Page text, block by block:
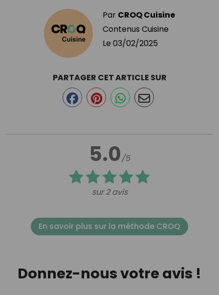
Par CROQ Cuisine
Contenus Cuisine
Le 03/02/2025
5.0/5
sur 2 avis
PARTAGER CET ARTICLE SUR
En savoir plus sur la méthode CROQ
Donnez-nous votre avis !